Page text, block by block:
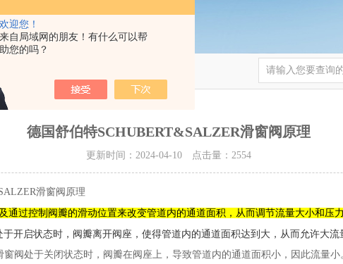
欢迎您！
来自局域网的朋友！有什么可以帮
助您的吗？
德国舒伯特SCHUBERT&SALZER滑窗阀原理
更新时间：2024-04-10 点击量： 2554
滑窗阀原理
通过控制阀瓣的滑动位置来改变管道内的通道面积，从而调节流量大小和压力
开启状态时，阀瓣离开阀座，使得管道内的通道面积达到大，从而允许大流
阀处于关闭状态时，阀瓣在阀座上，导致管道内的通道面积小，因此流量小